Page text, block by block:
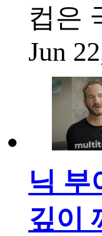
컵은
Jun
닉 부
깊이